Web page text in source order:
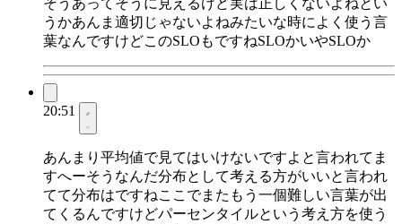
そうあってそうに見えるけど実は正しくないよねとい
うかあんま適切じゃないよねみたいな時によく使う言
葉なんですけどこのSLOもですねSLOかいやSLOか
20:51
あんまり平均値で見てはいけないですよと言われてま
すへーそうなんだ分布として考える方がいいと言われ
てて分布はですねここでまたもう一個難しい言葉が出
てくるんですけどパーセンタイルという考え方を使う